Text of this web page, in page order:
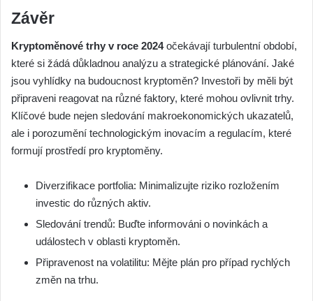
Závěr
Kryptoměnové trhy v roce 2024očekávají turbulentní období,
které si žádá důkladnou analýzu a strategické plánování. Jaké
jsou vyhlídky na budoucnost kryptoměn? Investoři by měli být
připraveni reagovat na různé faktory, které mohou ovlivnit trhy.
Klíčové bude nejen sledování makroekonomických ukazatelů,
ale i porozumění technologickým inovacím a regulacím, které
formují prostředí pro kryptoměny.
Diverzifikace portfolia: Minimalizujte riziko rozložením
investic do různých aktiv.
Sledování trendů: Buďte informováni o novinkách a
událostech v oblasti kryptoměn.
Připravenost na volatilitu: Mějte plán pro případ rychlých
změn na trhu.